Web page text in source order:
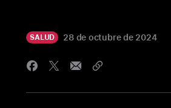
SALUD 28 de octubre de 2024